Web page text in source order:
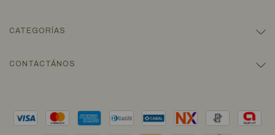
CATEGORÍAS
CONTACTÁNOS